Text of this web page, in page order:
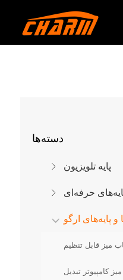
دسته‌ها
پایه تلویزیون
حرفه‌ای
و پایه‌های ارگو
میز قابل تنظیم
میز کامپیوتر تبدیل